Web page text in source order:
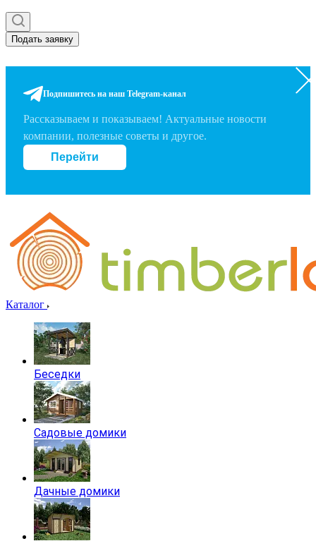
Подать заявку
Подпишитесь на наш Telegram-канал
Рассказываем и показываем! Актуальные новости
компании, полезные советы и другое.
Перейти
Каталог
Беседки
Садовые домики
Дачные домики